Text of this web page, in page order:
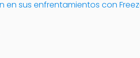
sus enfrentamientos con